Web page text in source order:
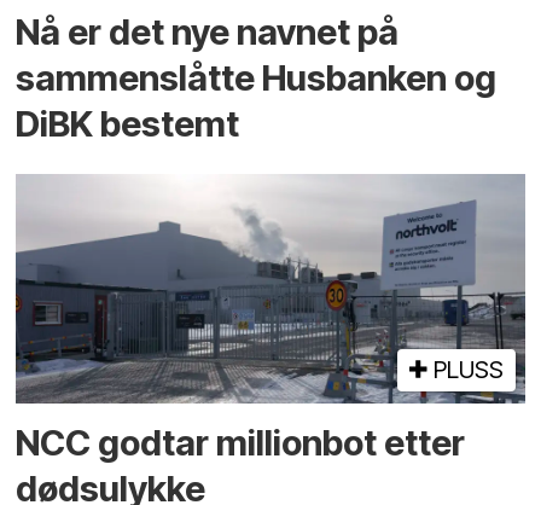
Nå er det nye navnet på
sammenslåtte Husbanken og
DiBK bestemt
PLUSS
NCC godtar millionbot etter
dødsulykke